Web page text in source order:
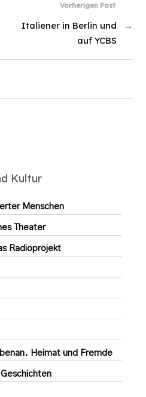
Vorherigen Post
Italiener in Berlin und
auf YCBS
→
Kultur
Menschen
Theater
Radioprojekt
Heimat und Fremde